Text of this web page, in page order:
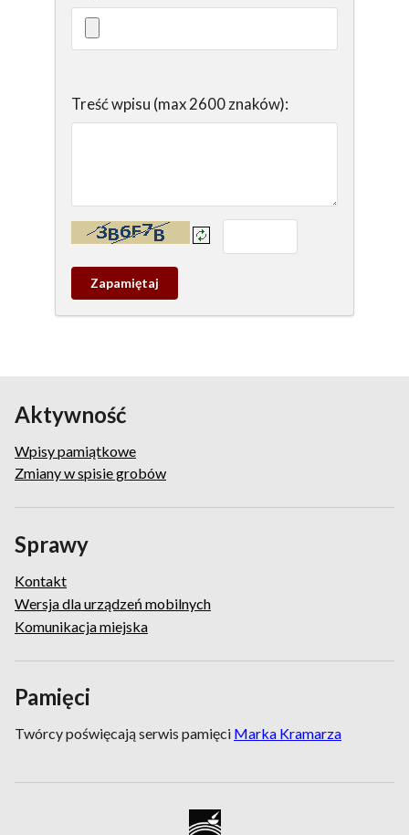
Treść wpisu (max 2600 znaków):
Kontrola - wprowadź tekst z obrazka:
Zapamietaj
wpis
Aktywność
Wpisy pamiątkowe
Zmiany w spisie grobów
Sprawy
Kontakt
Wersja dla urządzeń mobilnych
Komunikacja miejska
Pamięci
Twórcy poświęcają serwis pamięci Marka Kramarza